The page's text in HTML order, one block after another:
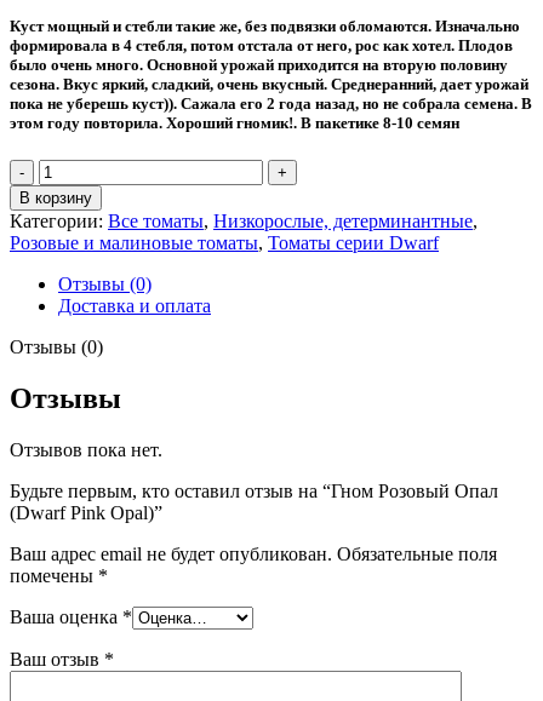
Куст мощный и стебли такие же, без подвязки обломаются. Изначально
формировала в 4 стебля, потом отстала от него, рос как хотел. Плодов
было очень много. Основной урожай приходится на вторую половину
сезона. Вкус яркий, сладкий, очень вкусный. Среднеранний, дает урожай
пока не уберешь куст)). Сажала его 2 года назад, но не собрала семена. В
этом году повторила. Хороший гномик!. В пакетике 8-10 семян
Количество
товара
Гном
Розовый
Опал
(Dwarf
Pink
Opal)
В корзину
Категории: Все томаты, Низкорослые, детерминантные,
Розовые и малиновые томаты, Томаты серии Dwarf
Отзывы (0)
Доставка и оплата
Отзывы (0)
Отзывы
Отзывов пока нет.
Будьте первым, кто оставил отзыв на “Гном Розовый Опал
(Dwarf Pink Opal)”
Ваш адрес email не будет опубликован. Обязательные поля
помечены *
Ваша оценка *
Ваш отзыв *